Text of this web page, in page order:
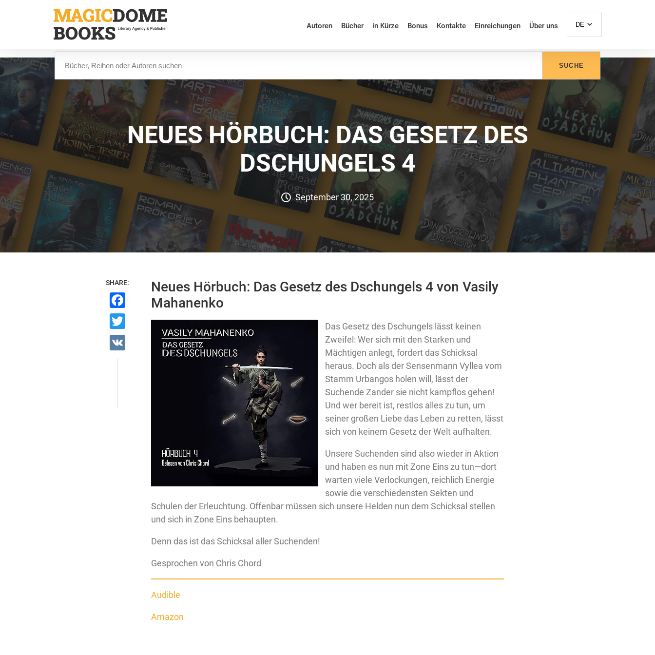
Autoren Bücher in Kürze Bonus Kontakte Einreichungen Über uns DE
SUCHE
NEUES HÖRBUCH: DAS GESETZ DES
DSCHUNGELS 4
September 30, 2025
Neues Hörbuch: Das Gesetz des Dschungels 4 von Vasily
Mahanenko
Das Gesetz des Dschungels lässt keinen
Zweifel: Wer sich mit den Starken und
Mächtigen anlegt, fordert das Schicksal
heraus. Doch als der Sensenmann Vyllea vom
Stamm Urbangos holen will, lässt der
Suchende Zander sie nicht kampflos gehen!
Und wer bereit ist, restlos alles zu tun, um
seiner großen Liebe das Leben zu retten, lässt
sich von keinem Gesetz der Welt aufhalten.
Unsere Suchenden sind also wieder in Aktion
und haben es nun mit Zone Eins zu tun—dort
warten viele Verlockungen, reichlich Energie
sowie die verschiedensten Sekten und
Schulen der Erleuchtung. Offenbar müssen sich unsere Helden nun dem Schicksal stellen
und sich in Zone Eins behaupten.
Denn das ist das Schicksal aller Suchenden!
Gesprochen von Chris Chord
Audible
Amazon
SHARE:
Facebook
Twitter